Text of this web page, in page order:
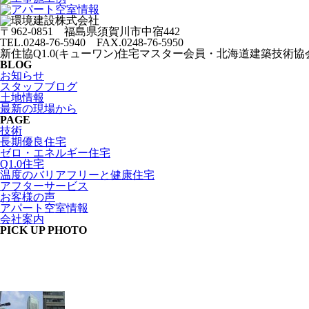
〒962-0851 福島県須賀川市中宿442
TEL.0248-76-5940 FAX.0248-76-5950
新住協Q1.0(キューワン)住宅マスター会員・北海道建築技術協
BLOG
お知らせ
スタッフブログ
土地情報
最新の現場から
PAGE
技術
長期優良住宅
ゼロ・エネルギー住宅
Q1.0住宅
温度のバリアフリーと健康住宅
アフターサービス
お客様の声
アパート空室情報
会社案内
PICK UP PHOTO